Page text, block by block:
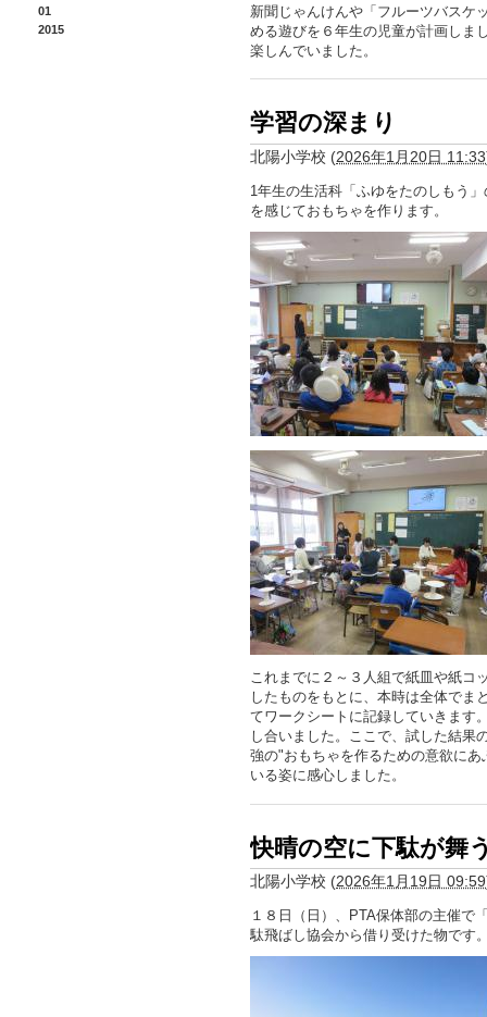
新聞じゃんけんや「フルーツバスケ
める遊びを６年生の児童が計画しま
楽しんでいました。
学習の深まり
北陽小学校 (2026年1月20日 11:33
1年生の生活科「ふゆをたのしもう
を感じておもちゃを作ります。
これまでに２～３人組で紙皿や紙コ
したものをもとに、本時は全体でま
てワークシートに記録していきます
し合いました。ここで、試した結果
強の"おもちゃを作るための意欲に
いる姿に感心しました。
快晴の空に下駄が舞
北陽小学校 (2026年1月19日 09:59
１８日（日）、PTA保体部の主催で
駄飛ばし協会から借り受けた物です
01
2015